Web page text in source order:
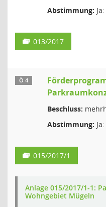
Abstimmung:
013/2017
Ö 4
Beschluss:
Abstimmung:
015/2017/1
Anlage 015/2017/1-1:
Wohngebiet Mügeln